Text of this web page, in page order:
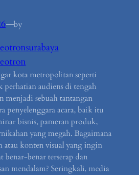
—by
kota metropolitan seperti
perhatian audiens di tengah
menjadi sebuah tantangan
penyelenggara acara, baik itu
bisnis, pameran produk,
yang megah. Bagaimana
atau konten visual yang ingin
benar-benar terserap dan
mendalam? Seringkali, media